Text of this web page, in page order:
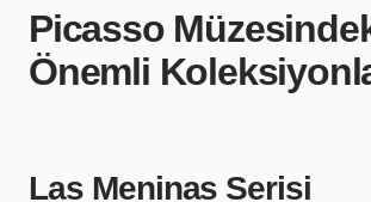
Picasso
Önemli
Las Meninas Serisi